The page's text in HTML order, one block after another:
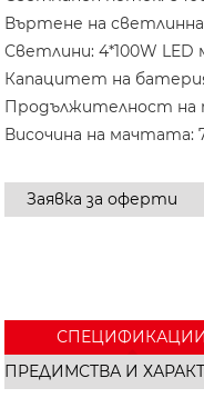
Въртене на
Светлини: 4*100W LED
Капацитет на
Продължителност на
Височина на мачтата:
Заявка за оферти
СПЕЦИФИКАЦИИ
ПРЕДИМСТВА И